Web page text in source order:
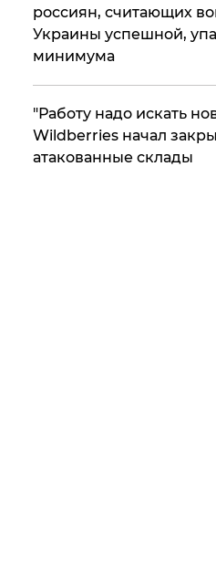
россиян, считающих
Украины успешной,
минимума
"Работу надо искать
Wildberries начал
атакованные склады